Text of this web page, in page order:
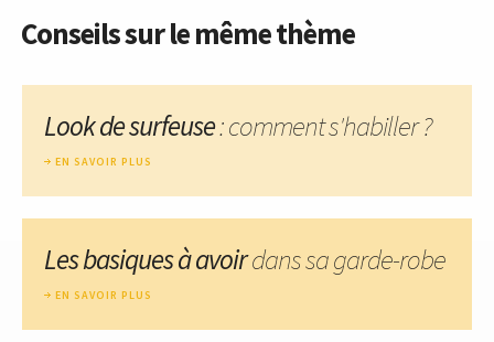
Conseils sur le même thème
Look de surfeuse: comment s'habiller ?
EN SAVOIR PLUS
Les basiques à avoirdans sa garde-robe
EN SAVOIR PLUS